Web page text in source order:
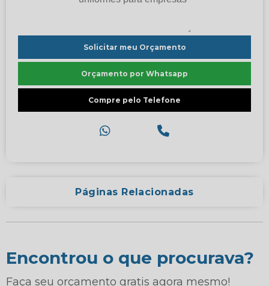
Solicitar meu Orçamento
Orçamento por Whatsapp
Compre pelo Telefone
Páginas Relacionadas
Encontrou o que procurava?
Faça seu orçamento gratis agora mesmo!